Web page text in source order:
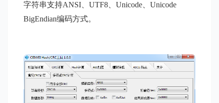
字符串支持ANSI UTF8 Unicode
Unicode
BigEndian编码方式。